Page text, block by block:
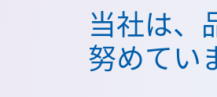
当社は、
努めてい